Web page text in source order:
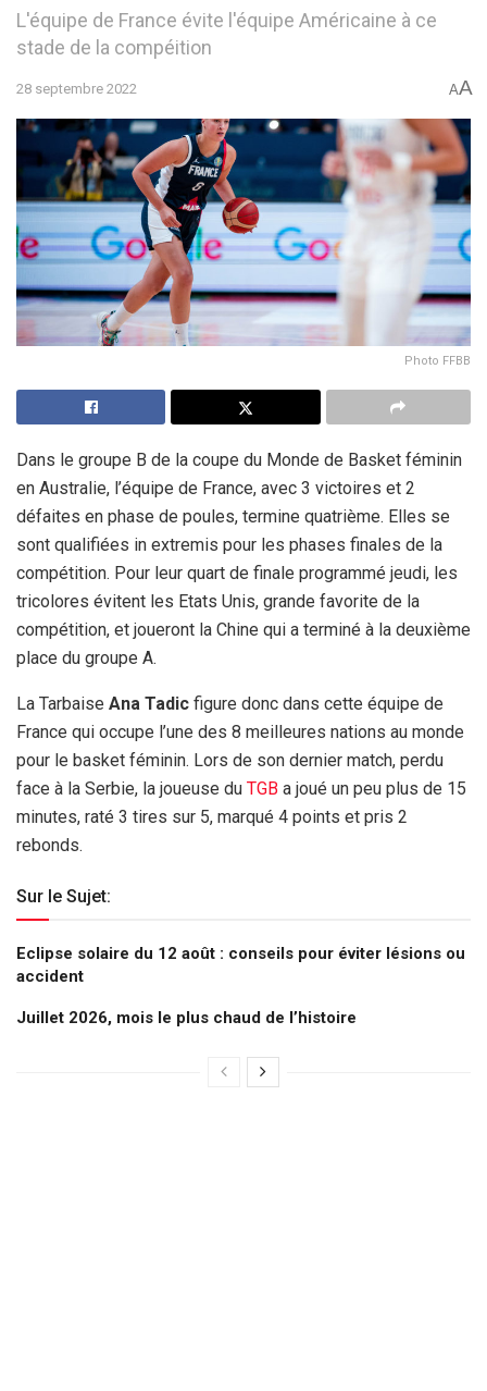
L'équipe de France évite l'équipe Américaine à ce
stade de la compéition
28 septembre 2022 AA
Photo FFBB
Dans le groupe B de la coupe du Monde de Basket féminin
en Australie, l’équipe de France, avec 3 victoires et 2
défaites en phase de poules, termine quatrième. Elles se
sont qualifiées in extremis pour les phases finales de la
compétition. Pour leur quart de finale programmé jeudi, les
tricolores évitent les Etats Unis, grande favorite de la
compétition, et joueront la Chine qui a terminé à la deuxième
place du groupe A.
La Tarbaise Ana Tadic figure donc dans cette équipe de
France qui occupe l’une des 8 meilleures nations au monde
pour le basket féminin. Lors de son dernier match, perdu
face à la Serbie, la joueuse du TGB a joué un peu plus de 15
minutes, raté 3 tires sur 5, marqué 4 points et pris 2
rebonds.
Sur le Sujet:
Eclipse solaire du 12 août : conseils pour éviter lésions ou
accident
Juillet 2026, mois le plus chaud de l’histoire